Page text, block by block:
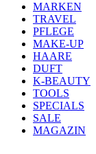
MARKEN
TRAVEL
PFLEGE
MAKE-UP
HAARE
DUFT
K-BEAUTY
TOOLS
SPECIALS
SALE
MAGAZIN